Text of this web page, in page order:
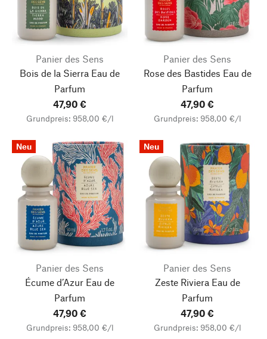
Panier des Sens
Bois de la Sierra Eau de
Parfum
47,90 €
Grundpreis: 958,00 €/l
Panier des Sens
Rose des Bastides Eau de
Parfum
47,90 €
Grundpreis: 958,00 €/l
Neu
Panier des Sens
Écume d’Azur Eau de
Parfum
47,90 €
Grundpreis: 958,00 €/l
Neu
Panier des Sens
Zeste Riviera Eau de
Parfum
47,90 €
Grundpreis: 958,00 €/l